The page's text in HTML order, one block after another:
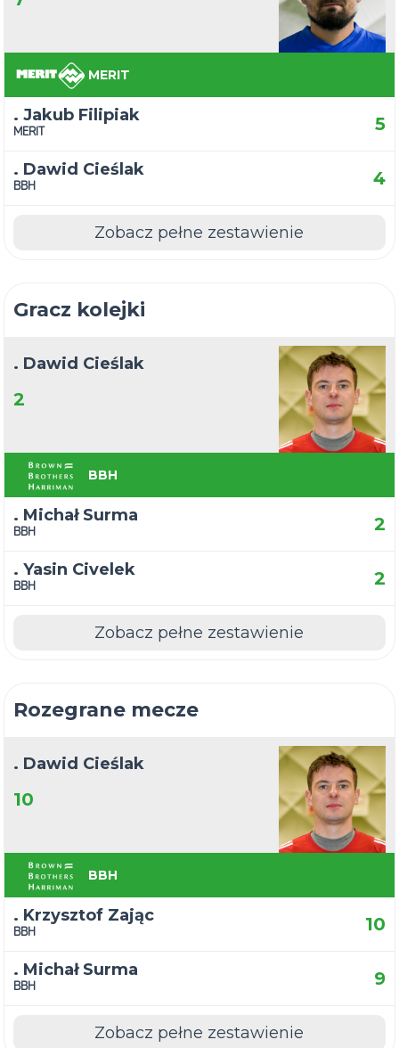
MERIT
. Jakub Filipiak
MERIT 5
. Dawid Cieślak
BBH 4
Zobacz pełne zestawienie
Gracz kolejki
. Dawid Cieślak
2
BBH
. Michał Surma
BBH 2
. Yasin Civelek
BBH 2
Zobacz pełne zestawienie
Rozegrane mecze
. Dawid Cieślak
10
BBH
. Krzysztof Zając
BBH 10
. Michał Surma
BBH 9
Zobacz pełne zestawienie